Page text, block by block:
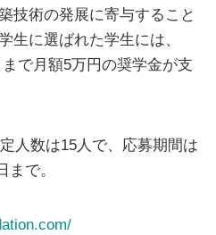
技術の発展に寄与すること
生に選ばれた学生には、
で月額5万円の奨学金が支
人数は15人で、応募期間は
で。